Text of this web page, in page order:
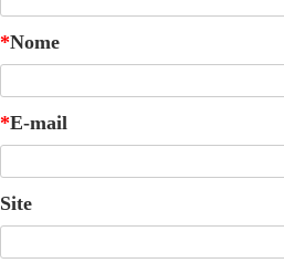
Nome
*
E-mail
*
Site